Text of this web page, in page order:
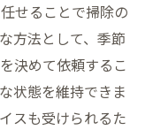
せることで掃除の
方法として、季節
決めて依頼するこ
状態を維持できま
スも受けられるた